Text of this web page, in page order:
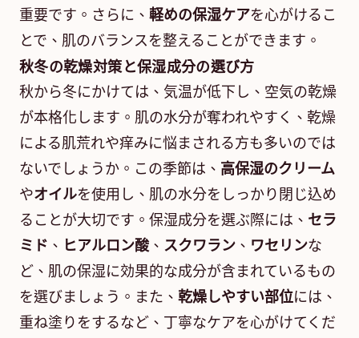
重要です。さらに、 軽めの保湿ケアを心がけるこ
とで、肌のバランスを整えることができます。
秋冬の乾燥対策と保湿成分の選び方
秋から冬にかけては、気温が低下し、空気の乾燥
が本格化します。肌の水分が奪われやすく、乾燥
による肌荒れや痒みに悩まされる方も多いのでは
ないでしょうか。この季節は、 高保湿のクリーム
やオイルを使用し、肌の水分をしっかり閉じ込め
ることが大切です。保湿成分を選ぶ際には、 セラ
ミド 、 ヒアルロン酸、 スクワラン 、 ワセリンな
ど、肌の保湿に効果的な成分が含まれているもの
を選びましょう。また、 乾燥しやすい部位には、
重ね塗りをするなど、丁寧なケアを心がけてくだ